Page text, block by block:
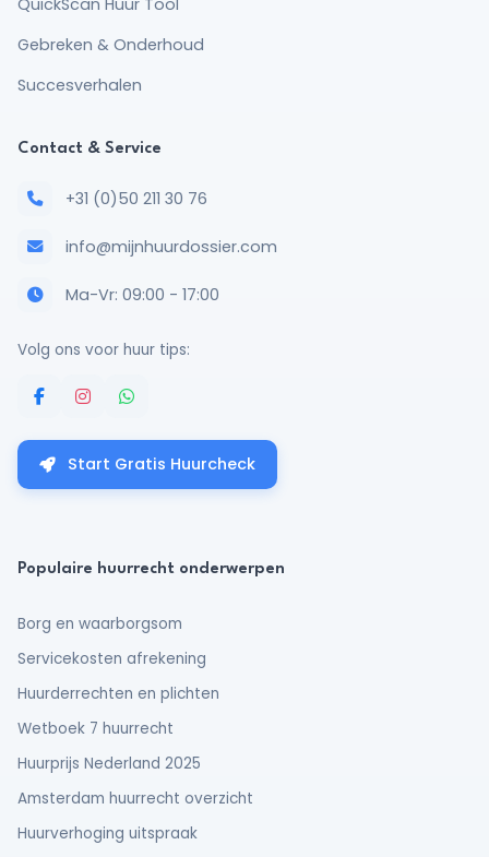
Borg
Hoe lang mag een verhuurder
Ontdek de wettelijke termijnen voor
Laatste maand huur: wat moet je
weten?
Alles over je verplichtingen en
rechten bij de laatste maand huur.
Lees meer
QuickScan Huur Tool
Gebreken & Onderhoud
Succesverhalen
Contact & Service
+31 (0)50 211 30 76
info@mijnhuurdossier.com
Ma-Vr: 09:00 - 17:00
Volg ons voor huur tips:
Start Gratis Huurcheck
Populaire huurrecht onderwerpen
Borg en waarborgsom
Servicekosten afrekening
Huurderrechten en plichten
Wetboek 7 huurrecht
Huurprijs Nederland 2025
Amsterdam huurrecht overzicht
Huurverhoging uitspraak